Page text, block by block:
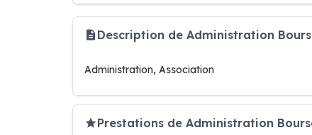
Description de Administration
Administration, Association
Prestations de Administration